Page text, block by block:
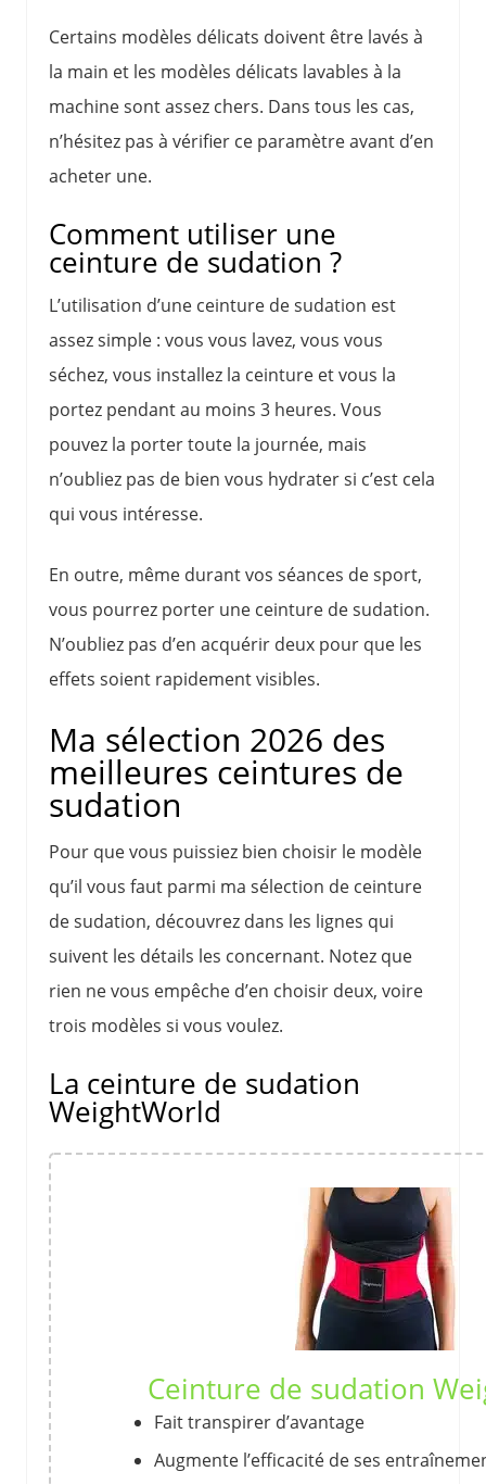
Certains modèles délicats doivent être lavés à
la main et les modèles délicats lavables à la
machine sont assez chers. Dans tous les cas,
n’hésitez pas à vérifier ce paramètre avant d’en
acheter une.
Comment utiliser une
ceinture de sudation ?
L’utilisation d’une ceinture de sudation est
assez simple : vous vous lavez, vous vous
séchez, vous installez la ceinture et vous la
portez pendant au moins 3 heures. Vous
pouvez la porter toute la journée, mais
n’oubliez pas de bien vous hydrater si c’est cela
qui vous intéresse.
En outre, même durant vos séances de sport,
vous pourrez porter une ceinture de sudation.
N’oubliez pas d’en acquérir deux pour que les
effets soient rapidement visibles.
Ma sélection 2026 des
meilleures ceintures de
sudation
Pour que vous puissiez bien choisir le modèle
qu’il vous faut parmi ma sélection de ceinture
de sudation, découvrez dans les lignes qui
suivent les détails les concernant. Notez que
rien ne vous empêche d’en choisir deux, voire
trois modèles si vous voulez.
La ceinture de sudation
WeightWorld
Ceinture de sudation
Fait transpirer d’avantage
Augmente l’efficacité de ses